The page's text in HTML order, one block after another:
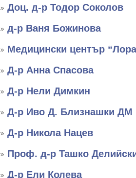
Доц. д-р Тодор Соколов
д-р Ваня Божинова
Медицински център
Д-р Анна Спасова
Д-р Нели Димкин
Д-р Иво Д. Близнашки ДМ
Д-р Никола Нацев
Проф. д-р Ташко
Д-р Ели Колева